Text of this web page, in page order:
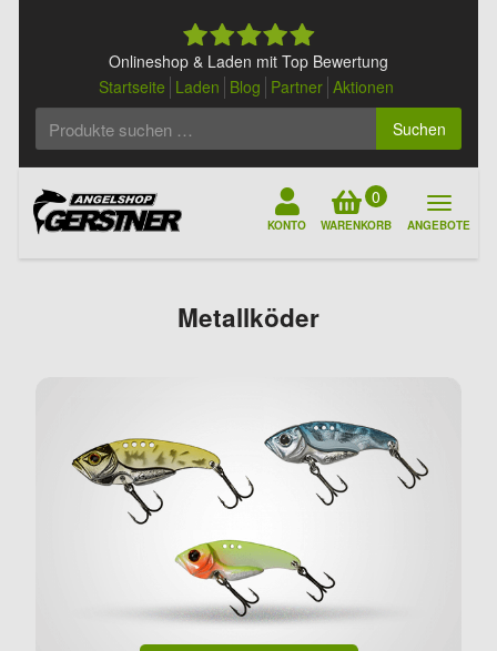
Onlineshop & Laden mit Top Bewertung
Startseite Laden Blog Partner Aktionen
Suchen
KONTO
0
WARENKORB ANGEBOTE
Metallköder